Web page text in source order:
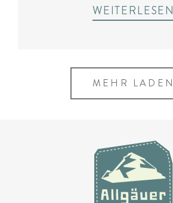
WEITERLESEN
MEHR LADEN